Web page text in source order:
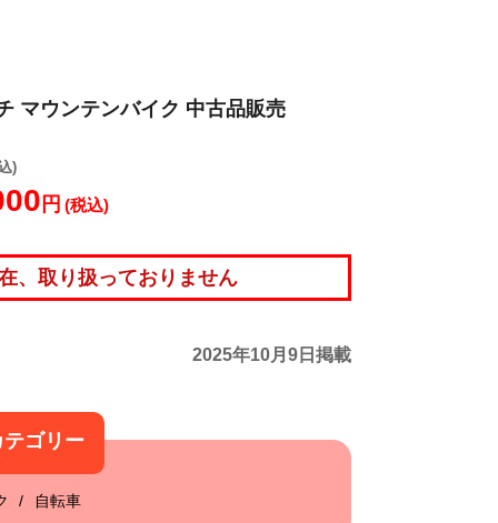
マウンテンバイク 中古品販売
)
円 (税込)
、取り扱っておりません
2025年10月9日掲載
ゴリー
自転車